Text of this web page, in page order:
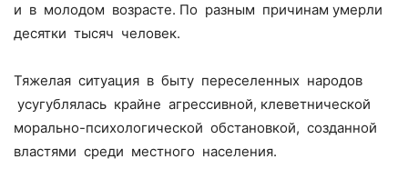
и в молодом возрасте. По разным причинам умерли
десятки тысяч человек.
Тяжелая ситуация в быту переселенных народов
усугублялась крайне агрессивной, клеветнической
морально-психологической обстановкой, созданной
властями среди местного населения.